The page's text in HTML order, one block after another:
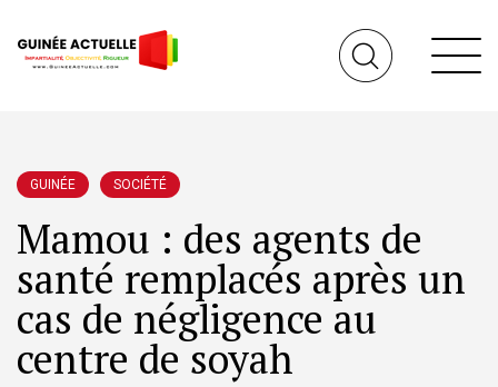
GUINÉE SOCIÉTÉ
Mamou : des agents de
santé remplacés après un
cas de négligence au
centre de soyah